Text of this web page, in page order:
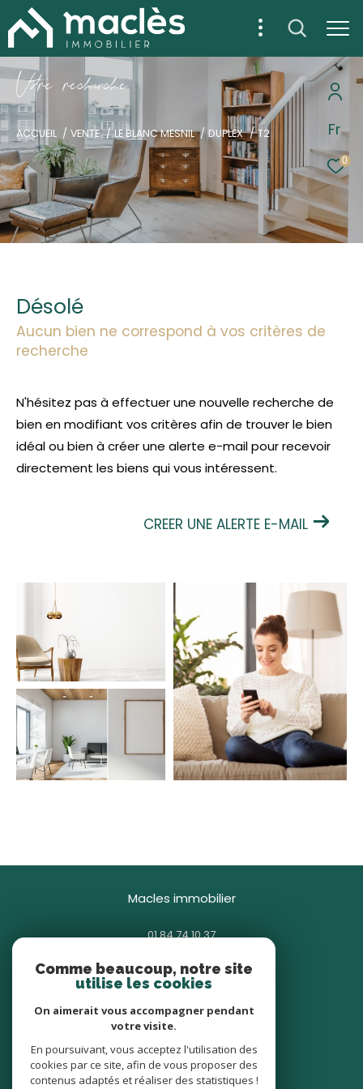
Fr
0
Vore recece
ACCUEIL VENTE LE BLANC MESNIL DUPLEX T2
Désolé
Aucun bien ne correspond à vos critères de
recherche
N'hésitez pas à effectuer une nouvelle recherche de
bien en modifiant vos critères afin de trouver le bien
idéal ou bien à créer une alerte e-mail pour recevoir
directement les biens qui vous intéressent.
CREER UNE ALERTE E-MAIL
macles immobilier
01 84 74 10 37
85 avenue Général Gallieni
93380 pierrefitte-sur-seine
nous suivre sur
Comme beaucoup, notre site
utilise les cookies
On aimerait vous accompagner pendant
votre visite.
En poursuivant, vous acceptez l'utilisation des
cookies par ce site, afin de vous proposer des
contenus adaptés et réaliser des statistiques !